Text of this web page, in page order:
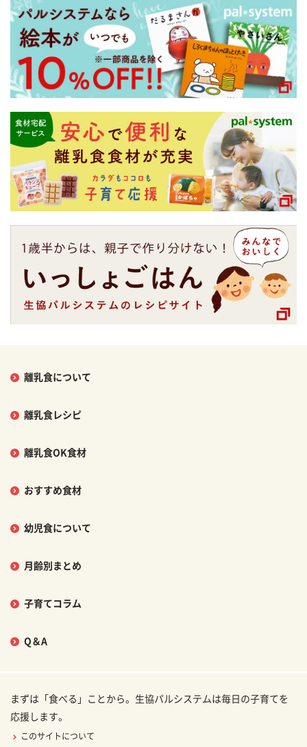
離乳食について
離乳食レシピ
離乳食OK食材
おすすめ食材
幼児食について
月齢別まとめ
子育てコラム
Q＆A
まずは「食べる」ことから。生協パルシステムは毎日の子育てを
応援します。
このサイトについて